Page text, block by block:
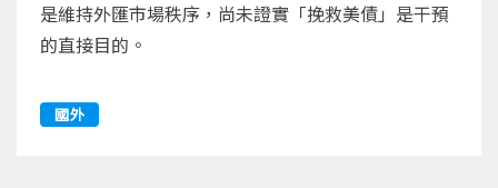
是維持外匯市場秩序，尚未證實「挽救美債」是干預
的直接目的。
國外